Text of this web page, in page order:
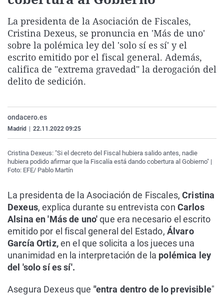
Gente viajera
Como el perro y el
Retornados
Equipo de
Operación Viuda
Galicia
La Rioja
Navarra
Televisión
Elecciones
La presidenta de la Asociación de Fiscales,
Cristina Dexeus, se pronuncia en 'Más de uno'
sobre la polémica ley del 'solo sí es sí' y el
escrito emitido por el fiscal general. Además,
califica de "extrema gravedad" la derogación del
delito de sedición.
ondacero.es
Madrid 22.11.2022 09:25
Cristina Dexeus: "Si el decreto del Fiscal hubiera salido antes, nadie
hubiera podido afirmar que la Fiscalía está dando cobertura al Gobierno" |
Foto: EFE/ Pablo Martín
La presidenta de la Asociación de Fiscales,Cristina
Dexeus, explica durante su entrevista con Carlos
Alsina en 'Más de uno'que era necesario el escrito
emitido por el fiscal general del Estado, Álvaro
García Ortiz,en el que solicita a los jueces una
unanimidad en la interpretación de la polémica ley
del 'solo sí es sí'.
Asegura Dexeus que "entra dentro de lo previsible"